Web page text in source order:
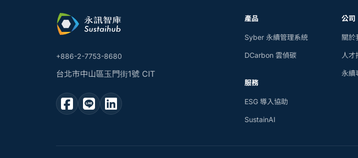
+886-2-7753-8680
台北市中山區玉門街1號 CIT
產品
Syber 永續管理系統
DCarbon 雲偵碳
服務
ESG 導入協助
SustainAI
公司
關於
人才
永續